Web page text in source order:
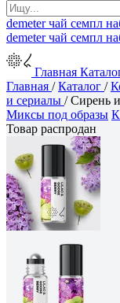
demeterчай семпл
demeterчай семпл
Главная
Главная /Каталог /
и сериалы /Сирень
Миксы под образы
Товар распродан